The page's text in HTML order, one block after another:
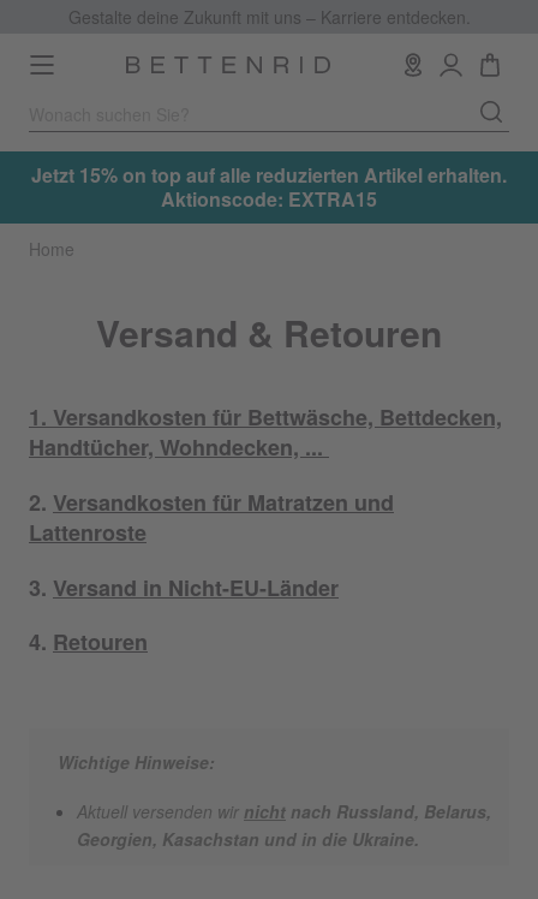
Gestalte deine Zukunft mit uns – Karriere entdecken.
Toggle
navigation
Jetzt 15% on top auf alle reduzierten Artikel erhalten.
Aktionscode: EXTRA15
Home
Versand & Retouren
1. Versandkosten für Bettwäsche, Bettdecken,
Handtücher, Wohndecken, ...
2. Versandkosten für Matratzen und
Lattenroste
3. Versand in Nicht-EU-Länder
4. Retouren
Wichtige Hinweise:
Aktuell versenden wir nicht nach Russland, Belarus,
Georgien, Kasachstan und in die Ukraine.